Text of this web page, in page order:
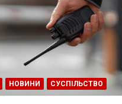
НОВИНИ СУСПІЛЬСТВО